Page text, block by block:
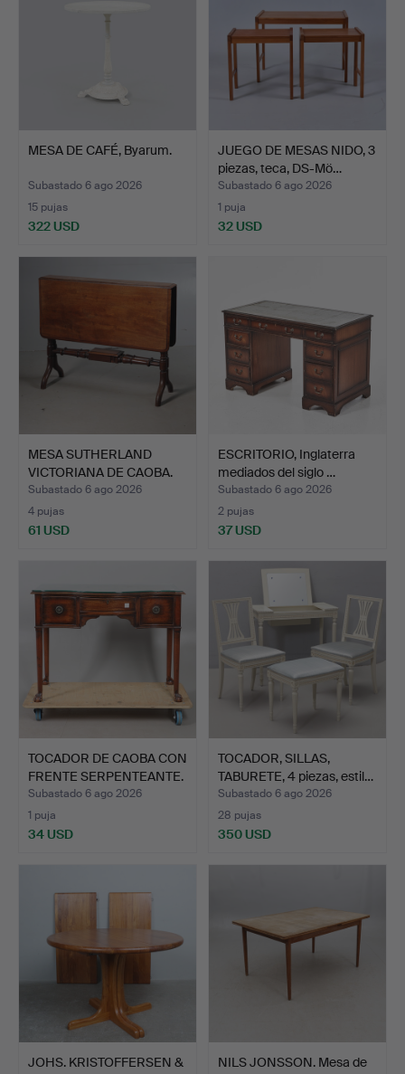
MESA DE CAFÉ, Byarum.
Subastado 6 ago 2026
15 pujas
322 USD
JUEGO DE MESAS NIDO, 3
piezas, teca, DS-Mö…
Subastado 6 ago 2026
1 puja
32 USD
MESA SUTHERLAND
VICTORIANA DE CAOBA.
Subastado 6 ago 2026
4 pujas
61 USD
ESCRITORIO, Inglaterra
mediados del siglo …
Subastado 6 ago 2026
2 pujas
37 USD
TOCADOR DE CAOBA CON
FRENTE SERPENTEANTE.
Subastado 6 ago 2026
1 puja
34 USD
TOCADOR, SILLAS,
TABURETE, 4 piezas, estil…
Subastado 6 ago 2026
28 pujas
350 USD
JOHS. KRISTOFFERSEN &
NILS JONSSON. Mesa de